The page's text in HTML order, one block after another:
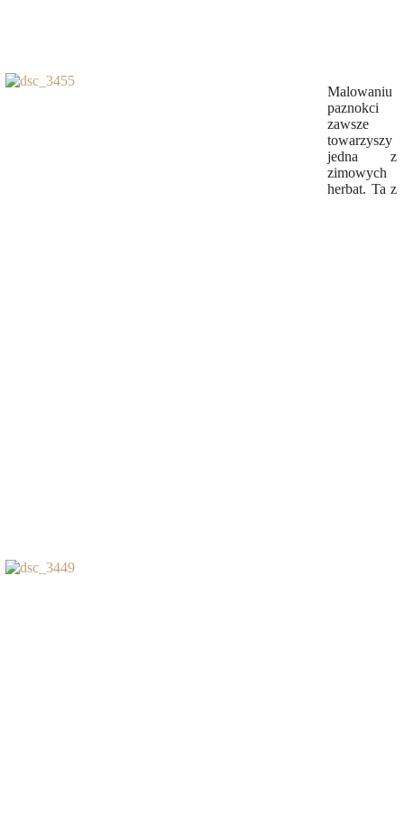
Malowaniu
paznokci
zawsze
towarzyszy
jedna z
zimowych
herbat. Ta z